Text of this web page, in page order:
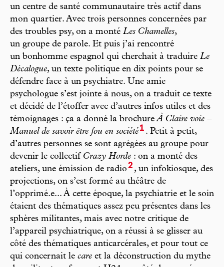
un centre de santé communautaire très actif dans
mon quartier. Avec trois personnes concernées par
des troubles psy, on a monté Les Chamelles,
un groupe de parole. Et puis j’ai rencontré
un bonhomme espagnol qui cherchait à traduire Le
Décalogue, un texte politique en dix points pour se
défendre face à un psychiatre. Une amie
psychologue s’est jointe à nous, on a traduit ce texte
et décidé de l’étoffer avec d’autres infos utiles et des
témoignages : ça a donné la brochureÀ Claire voie –
Manuel de savoir être fou en société1 . Petit à petit,
d’autres personnes se sont agrégées au groupe pour
devenir le collectif Crazy Horde : on a monté des
ateliers, une émission de radio2 , un infokiosque, des
projections, on s’est formé au théâtre de
l’opprimé.e... À cette époque, la psychiatrie et le soin
étaient des thématiques assez peu présentes dans les
sphères militantes, mais avec notre critique de
l’appareil psychiatrique, on a réussi à se glisser au
côté des thématiques anticarcérales, et pour tout ce
qui concernait le care et la déconstruction du mythe